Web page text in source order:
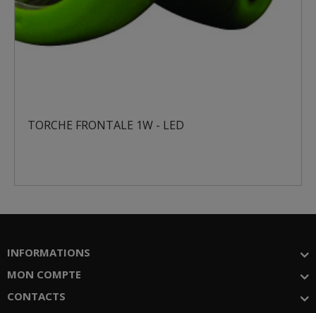
TORCHE FRONTALE 1W - LED
INFORMATIONS
MON COMPTE
CONTACTS